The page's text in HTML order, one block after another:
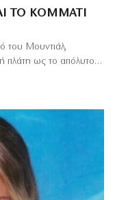
ΤΟ ΚΟΜΜΆΤΙ
του Μουντιάλ,
πλάτη ως το απόλυτο…